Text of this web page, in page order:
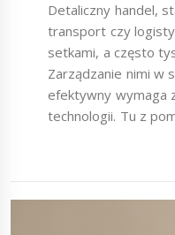
Detaliczny handel,
transport czy
setkami, a często
Zarządzanie nimi w
efektywny wymaga
technologii. Tu z